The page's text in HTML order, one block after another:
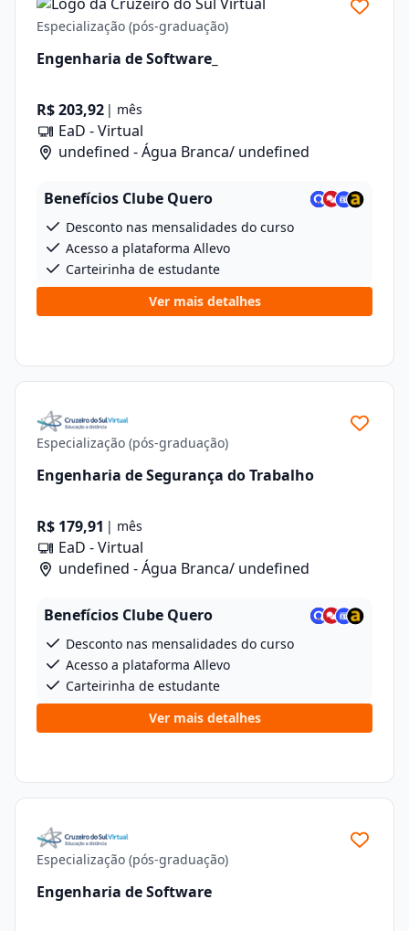
Especialização (pós-graduação)
Engenharia de Software_
R$ 203,92 | mês
EaD - Virtual
undefined - Água Branca/ undefined
Benefícios Clube Quero
Desconto nas mensalidades do curso
Acesso a plataforma Allevo
Carteirinha de estudante
Ver mais detalhes
Especialização (pós-graduação)
Engenharia de Segurança do Trabalho
R$ 179,91 | mês
EaD - Virtual
undefined - Água Branca/ undefined
Benefícios Clube Quero
Desconto nas mensalidades do curso
Acesso a plataforma Allevo
Carteirinha de estudante
Ver mais detalhes
Especialização (pós-graduação)
Engenharia de Software